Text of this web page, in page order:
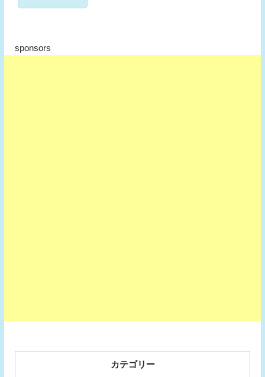
sponsors
カテゴリー